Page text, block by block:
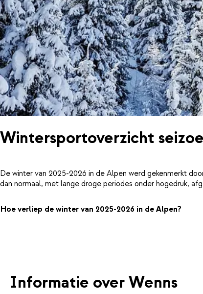
Wintersportoverzicht
De winter van 2025-2026 in de Alpen werd gekenmerkt
dan normaal, met lange droge periodes onder hogedruk,
Hoe verliep de winter van 2025-2026 in de Alpen?
Informatie over Wenns